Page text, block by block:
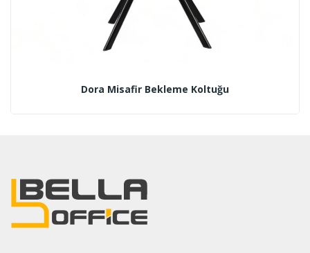
Dora Misafir Bekleme Koltuğu